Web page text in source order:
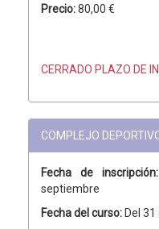
Precio:80,00 €
CERRADO PLAZO DE
COMPLEJO
Fecha de inscripción:
septiembre
Fecha del curso: Del